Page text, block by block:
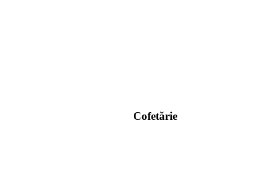
Cofetărie